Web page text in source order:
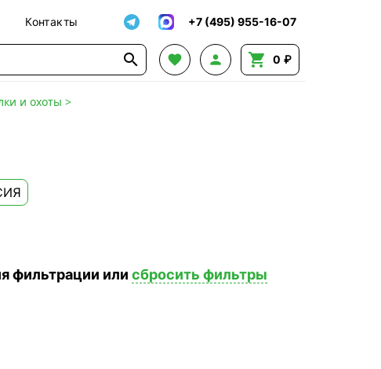
Контакты +7 (495) 955-16-07
    0 ₽
и охоты >
фильтрации или сбросить фильтры